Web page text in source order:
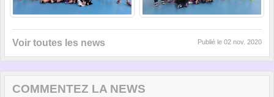
Voir toutes les news Publié le 02 nov. 2020
COMMENTEZ LA NEWS